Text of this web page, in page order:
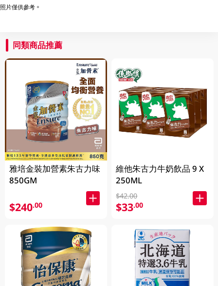
照片僅供參考。
同類商品推薦
雅培金裝加營素朱古力味
850GM
$240.00
維他朱古力牛奶飲品 9 X
250ML
$42.00
$33.00